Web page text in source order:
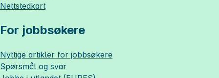
Nettstedkart
For jobbsøkere
Nyttige artikler for jobbsøkere
Spørsmål og svar